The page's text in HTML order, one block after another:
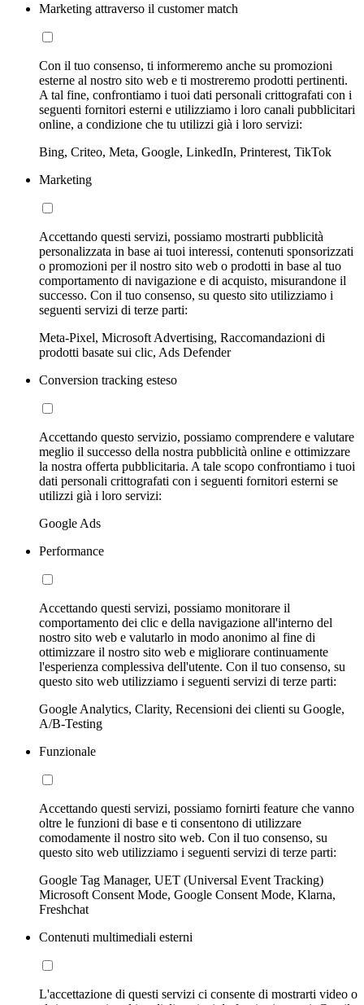
Marketing attraverso il customer match
Con il tuo consenso, ti informeremo anche su promozioni
esterne al nostro sito web e ti mostreremo prodotti pertinenti.
A tal fine, confrontiamo i tuoi dati personali crittografati con i
seguenti fornitori esterni e utilizziamo i loro canali pubblicitari
online, a condizione che tu utilizzi già i loro servizi:
Bing, Criteo, Meta, Google, LinkedIn, Printerest, TikTok
Marketing
Accettando questi servizi, possiamo mostrarti pubblicità
personalizzata in base ai tuoi interessi, contenuti sponsorizzati
o promozioni per il nostro sito web o prodotti in base al tuo
comportamento di navigazione e di acquisto, misurandone il
successo. Con il tuo consenso, su questo sito utilizziamo i
seguenti servizi di terze parti:
Meta-Pixel, Microsoft Advertising, Raccomandazioni di
prodotti basate sui clic, Ads Defender
Conversion tracking esteso
Accettando questo servizio, possiamo comprendere e valutare
meglio il successo della nostra pubblicità online e ottimizzare
la nostra offerta pubblicitaria. A tale scopo confrontiamo i tuoi
dati personali crittografati con i seguenti fornitori esterni se
utilizzi già i loro servizi:
Google Ads
Performance
Accettando questi servizi, possiamo monitorare il
comportamento dei clic e della navigazione all'interno del
nostro sito web e valutarlo in modo anonimo al fine di
ottimizzare il nostro sito web e migliorare continuamente
l'esperienza complessiva dell'utente. Con il tuo consenso, su
questo sito web utilizziamo i seguenti servizi di terze parti:
Google Analytics, Clarity, Recensioni dei clienti su Google,
A/B-Testing
Funzionale
Accettando questi servizi, possiamo fornirti feature che vanno
oltre le funzioni di base e ti consentono di utilizzare
comodamente il nostro sito web. Con il tuo consenso, su
questo sito web utilizziamo i seguenti servizi di terze parti:
Google Tag Manager, UET (Universal Event Tracking)
Microsoft Consent Mode, Google Consent Mode, Klarna,
Freshchat
Contenuti multimediali esterni
L'accettazione di questi servizi ci consente di mostrarti video o